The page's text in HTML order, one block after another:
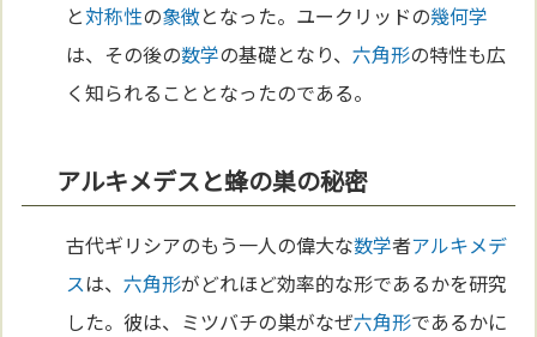
と対称性の象徴となった。ユークリッドの幾何学
は、その後の数学の基礎となり、六角形の特性も広
く知られることとなったのである。
アルキメデスと蜂の巣の秘密
古代ギリシアのもう一人の偉大な数学者アルキメデ
スは、六角形がどれほど効率的な形であるかを研究
した。彼は、ミツバチの巣がなぜ六角形であるかに